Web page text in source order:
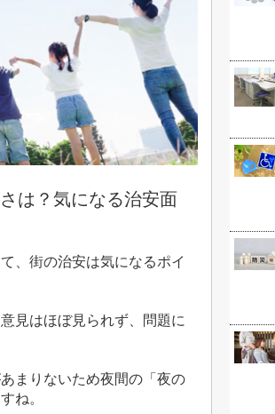
は？気になる治安面
、街の治安は気になるポイ
見はほぼ見られず、問題に
まりないため夜間の「夜の
ね。